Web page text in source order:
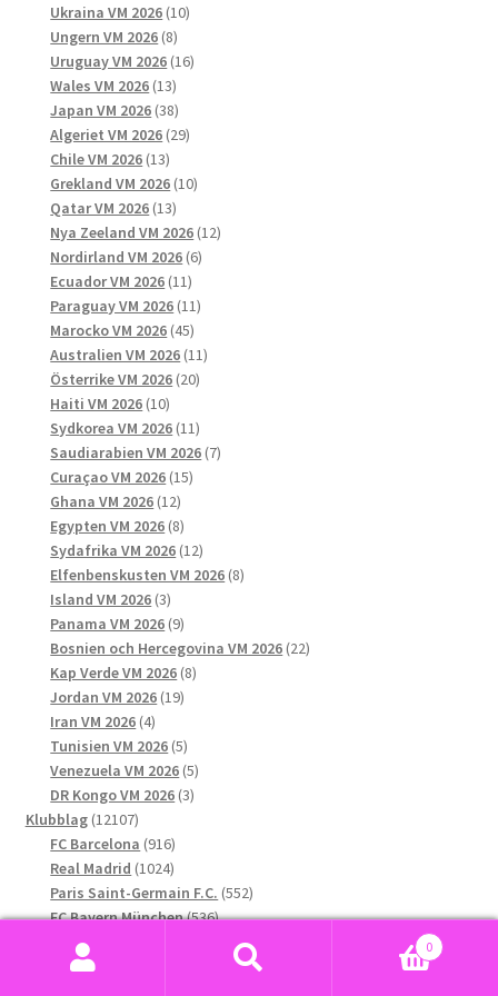
Ukraina VM 2026 1010
Ungern VM 2026 88
produkter
Uruguay VM 2026 1616
Wales VM 2026 1313
produkter
Japan VM 2026 3838
produkter
Algeriet VM 2026 2929
Chile VM 2026 1313
produkter
Grekland VM 2026 1010
Qatar VM 2026 1313
produkter
Nya Zeeland VM 2026 1212
Nordirland VM 2026 66
Ecuador VM 2026 1111
produkter
Paraguay VM 2026 1111
Marocko VM 2026 4545
produkter
Australien VM 2026 1111
Österrike VM 2026 2020
Haiti VM 2026 1010
produkter
Sydkorea VM 2026 1111
produkter
Saudiarabien VM 2026 77
Curaçao VM 2026 1515
Ghana VM 2026 1212
produkter
Egypten VM 2026 88
produkter
Sydafrika VM 2026 1212
produkter
Elfenbenskusten VM 2026 88
Island VM 2026 33
produkter
Panama VM 2026 99
produkter
Bosnien och Hercegovina VM 2026 2222
Kap Verde VM 2026 88
Jordan VM 2026 1919
Iran VM 2026 44
produkter
Tunisien VM 2026 55
produkter
Venezuela VM 2026 55
DR Kongo VM 2026 33
Klubblag 1210712107
produkter
FC Barcelona 916916
produkter
Real Madrid 10241024
produkter
Paris Saint-Germain F.C. 552552
produkter
FC Bayern München 536536
produkter
Chelsea
Manchester City F.C.
686
0